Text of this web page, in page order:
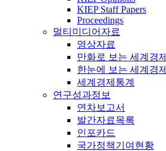
KIEP Staff Papers
Proceedings
멀티미디어자료
영상자료
만화로 보는 세계경제
한눈에 보는 세계경제
세계경제통계
연구성과정보
연차보고서
발간자료목록
인포카드
국가정책기여현황